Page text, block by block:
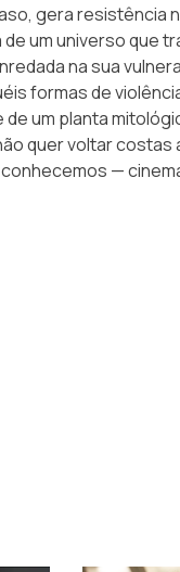
gera resistência
um universo que
na sua
formas de
de um planta
quer voltar costas
—